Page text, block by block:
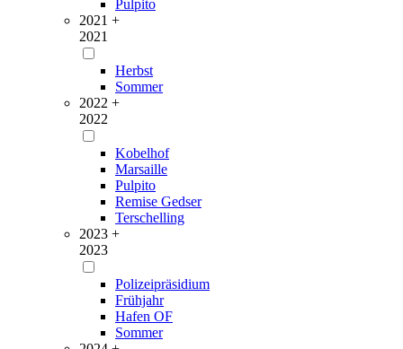
Pulpito
2021 +
2021
Herbst
Sommer
2022 +
2022
Kobelhof
Marsaille
Pulpito
Remise Gedser
Terschelling
2023 +
2023
Polizeipräsidium
Frühjahr
Hafen OF
Sommer